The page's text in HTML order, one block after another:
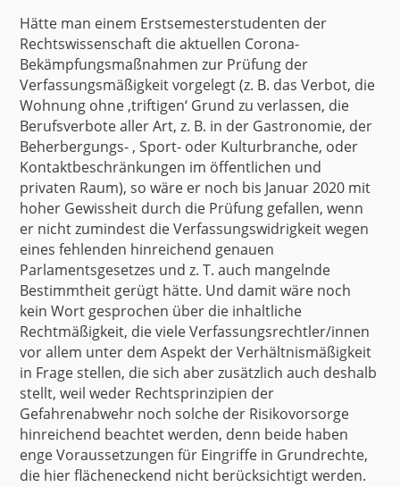
Hätte man einem Erstsemesterstudenten der
Rechtswissenschaft die aktuellen Corona-
Bekämpfungsmaßnahmen zur Prüfung der
Verfassungsmäßigkeit vorgelegt (z. B. das Verbot, die
Wohnung ohne ‚triftigen‘ Grund zu verlassen, die
Berufsverbote aller Art, z. B. in der Gastronomie, der
Beherbergungs- , Sport- oder Kulturbranche, oder
Kontaktbeschränkungen im öffentlichen und
privaten Raum), so wäre er noch bis Januar 2020 mit
hoher Gewissheit durch die Prüfung gefallen, wenn
er nicht zumindest die Verfassungswidrigkeit wegen
eines fehlenden hinreichend genauen
Parlamentsgesetzes und z. T. auch mangelnde
Bestimmtheit gerügt hätte. Und damit wäre noch
kein Wort gesprochen über die inhaltliche
Rechtmäßigkeit, die viele Verfassungsrechtler/innen
vor allem unter dem Aspekt der Verhältnismäßigkeit
in Frage stellen, die sich aber zusätzlich auch deshalb
stellt, weil weder Rechtsprinzipien der
Gefahrenabwehr noch solche der Risikovorsorge
hinreichend beachtet werden, denn beide haben
enge Voraussetzungen für Eingriffe in Grundrechte,
die hier flächeneckend nicht berücksichtigt werden.